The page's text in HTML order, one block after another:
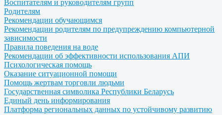
Воспитателям и руководителям групп
Родителям
Рекомендации обучающимся
Рекомендации родителям по предупреждению компьютерной
зависимости
Правила поведения на воде
Рекомендации об эффективности использования АПИ
Психологическая помощь
Оказание ситуационной помощи
Помощь жертвам торговли людьми
Государственная символика Республики Беларусь
Единый день информирования
Платформа региональных данных по устойчивому развитию